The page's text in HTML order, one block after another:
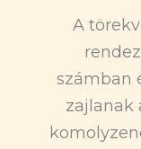
A
számban
zajlanak